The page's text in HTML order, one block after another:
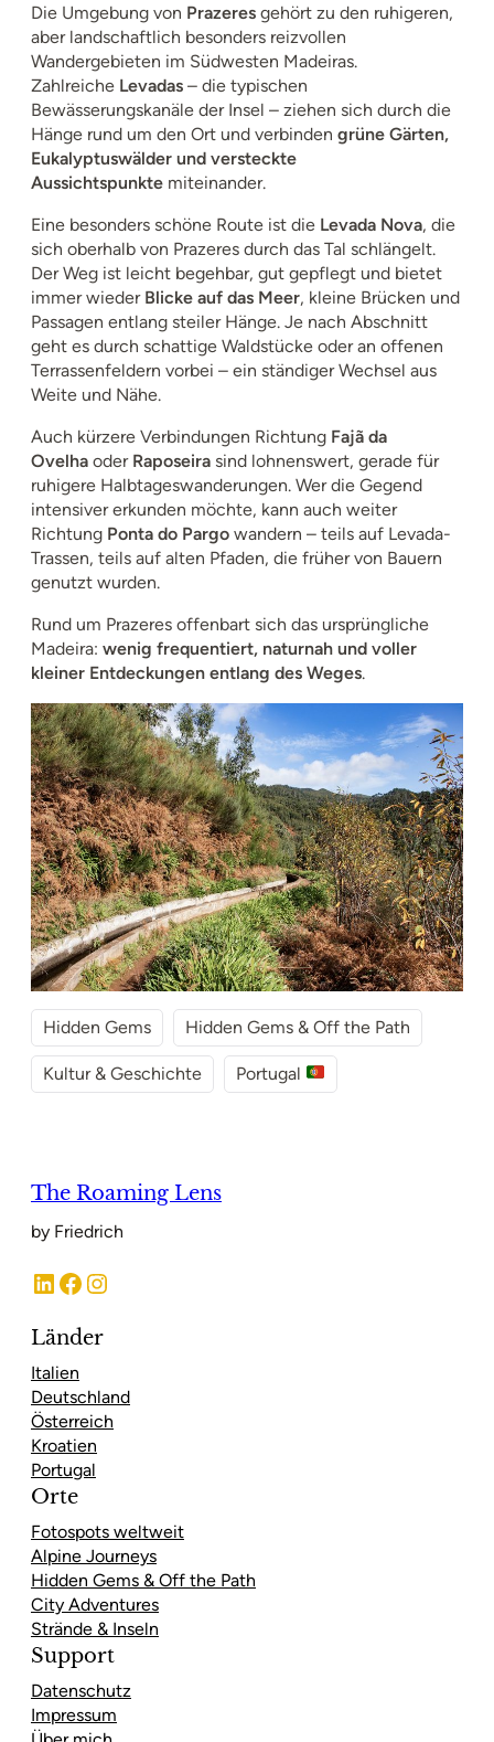
Die Umgebung von Prazeres gehört zu den ruhigeren,
aber landschaftlich besonders reizvollen
Wandergebieten im Südwesten Madeiras.
Zahlreiche Levadas – die typischen
Bewässerungskanäle der Insel – ziehen sich durch die
Hänge rund um den Ort und verbinden grüne Gärten,
Eukalyptuswälder und versteckte
Aussichtspunkte miteinander.
Eine besonders schöne Route ist die Levada Nova, die
sich oberhalb von Prazeres durch das Tal schlängelt.
Der Weg ist leicht begehbar, gut gepflegt und bietet
immer wieder Blicke auf das Meer, kleine Brücken und
Passagen entlang steiler Hänge. Je nach Abschnitt
geht es durch schattige Waldstücke oder an offenen
Terrassenfeldern vorbei – ein ständiger Wechsel aus
Weite und Nähe.
Auch kürzere Verbindungen Richtung Fajã da
Ovelha oder Raposeira sind lohnenswert, gerade für
ruhigere Halbtageswanderungen. Wer die Gegend
intensiver erkunden möchte, kann auch weiter
Richtung Ponta do Pargo wandern – teils auf Levada-
Trassen, teils auf alten Pfaden, die früher von Bauern
genutzt wurden.
Rund um Prazeres offenbart sich das ursprüngliche
Madeira: wenig frequentiert, naturnah und voller
kleiner Entdeckungen entlang des Weges.
Hidden Gems Hidden Gems & Off the Path
Kultur & Geschichte Portugal
The Roaming Lens
by Friedrich
LinkedIn Facebook Instagram
Länder
Italien
Deutschland
Österreich
Kroatien
Portugal
Orte
Fotospots weltweit
Alpine Journeys
Hidden Gems & Off the Path
City Adventures
Strände & Inseln
Support
Datenschutz
Impressum